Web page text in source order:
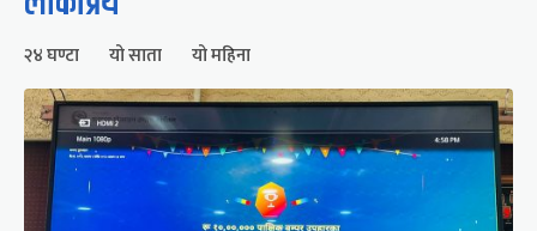
२४ घण्टा यो साता यो महिना